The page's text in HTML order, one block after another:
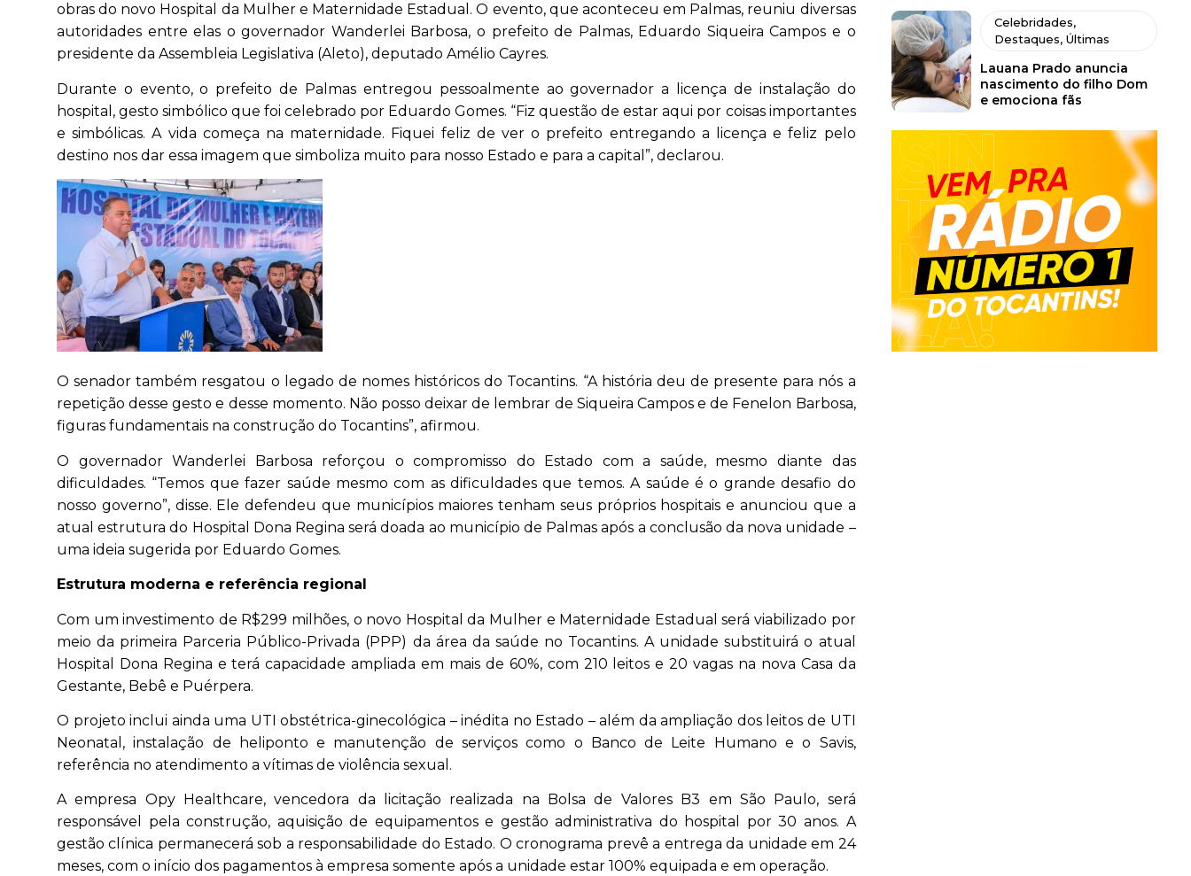
obras do novo Hospital da Mulher e Maternidade Estadual. O evento, que aconteceu em Palmas, reuniu diversas
autoridades entre elas o governador Wanderlei Barbosa, o prefeito de Palmas, Eduardo Siqueira Campos e o
presidente da Assembleia Legislativa (Aleto), deputado Amélio Cayres.
Durante o evento, o prefeito de Palmas entregou pessoalmente ao governador a licença de instalação do
hospital, gesto simbólico que foi celebrado por Eduardo Gomes. “Fiz questão de estar aqui por coisas importantes
e simbólicas. A vida começa na maternidade. Fiquei feliz de ver o prefeito entregando a licença e feliz pelo
destino nos dar essa imagem que simboliza muito para nosso Estado e para a capital”, declarou.
O senador também resgatou o legado de nomes históricos do Tocantins. “A história deu de presente para nós a
repetição desse gesto e desse momento. Não posso deixar de lembrar de Siqueira Campos e de Fenelon Barbosa,
figuras fundamentais na construção do Tocantins”, afirmou.
O governador Wanderlei Barbosa reforçou o compromisso do Estado com a saúde, mesmo diante das
dificuldades. “Temos que fazer saúde mesmo com as dificuldades que temos. A saúde é o grande desafio do
nosso governo”, disse. Ele defendeu que municípios maiores tenham seus próprios hospitais e anunciou que a
atual estrutura do Hospital Dona Regina será doada ao município de Palmas após a conclusão da nova unidade –
uma ideia sugerida por Eduardo Gomes.
Estrutura moderna e referência regional
Com um investimento de R$299 milhões, o novo Hospital da Mulher e Maternidade Estadual será viabilizado por
meio da primeira Parceria Público-Privada (PPP) da área da saúde no Tocantins. A unidade substituirá o atual
Hospital Dona Regina e terá capacidade ampliada em mais de 60%, com 210 leitos e 20 vagas na nova Casa da
Gestante, Bebê e Puérpera.
O projeto inclui ainda uma UTI obstétrica-ginecológica – inédita no Estado – além da ampliação dos leitos de UTI
Neonatal, instalação de heliponto e manutenção de serviços como o Banco de Leite Humano e o Savis,
referência no atendimento a vítimas de violência sexual.
A empresa Opy Healthcare, vencedora da licitação realizada na Bolsa de Valores B3 em São Paulo, será
responsável pela construção, aquisição de equipamentos e gestão administrativa do hospital por 30 anos. A
gestão clínica permanecerá sob a responsabilidade do Estado. O cronograma prevê a entrega da unidade em 24
meses, com o início dos pagamentos à empresa somente após a unidade estar 100% equipada e em operação.
Celebridades,
Destaques, Últimas
Lauana Prado anuncia
nascimento do filho Dom
e emociona fãs